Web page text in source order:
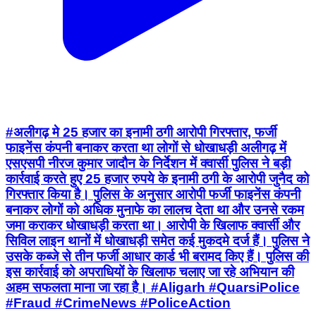
#अलीगढ़ मे 25 हजार का इनामी ठगी आरोपी गिरफ्तार, फर्जी
फाइनेंस कंपनी बनाकर करता था लोगों से धोखाधड़ी अलीगढ़ में
एसएसपी नीरज कुमार जादौन के निर्देशन में क्वार्सी पुलिस ने बड़ी
कार्रवाई करते हुए 25 हजार रुपये के इनामी ठगी के आरोपी जुनैद को
गिरफ्तार किया है। पुलिस के अनुसार आरोपी फर्जी फाइनेंस कंपनी
बनाकर लोगों को अधिक मुनाफे का लालच देता था और उनसे रकम
जमा कराकर धोखाधड़ी करता था। आरोपी के खिलाफ क्वार्सी और
सिविल लाइन थानों में धोखाधड़ी समेत कई मुकदमे दर्ज हैं। पुलिस ने
उसके कब्जे से तीन फर्जी आधार कार्ड भी बरामद किए हैं। पुलिस की
इस कार्रवाई को अपराधियों के खिलाफ चलाए जा रहे अभियान की
अहम सफलता माना जा रहा है। #Aligarh #QuarsiPolice
#Fraud #CrimeNews #PoliceAction